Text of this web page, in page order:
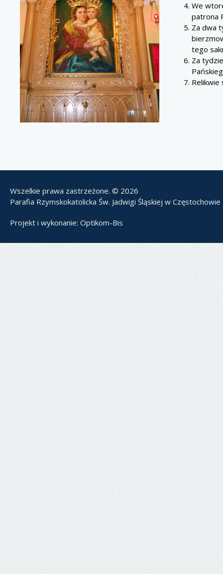
We
patrona
Za dwa
tego
Za
Relikwie
Wszelkie prawa zastrzeżone. © 2026
Parafia Rzymskokatolicka Św. Jadwigi Śląskiej w Częstochowie
Projekt i wykonanie: Optikom-Bis